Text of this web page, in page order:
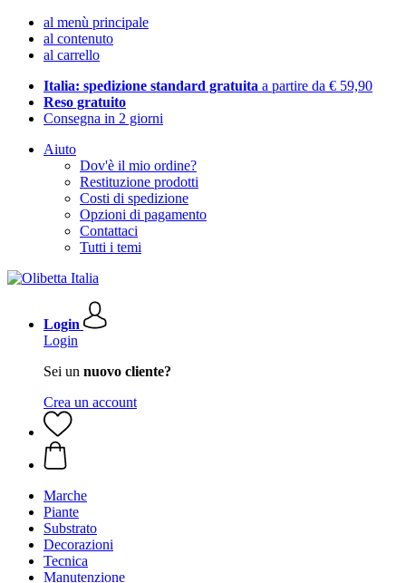
al menù principale
al contenuto
al carrello
Italia: spedizione standard gratuita a partire da € 59,90
Reso gratuito
Consegna in 2 giorni
Aiuto
Dov'è il mio ordine?
Restituzione prodotti
Costi di spedizione
Opzioni di pagamento
Contattaci
Tutti i temi
Login
Login
Sei un nuovo cliente?
Crea un account
Marche
Piante
Substrato
Decorazioni
Tecnica
Manutenzione